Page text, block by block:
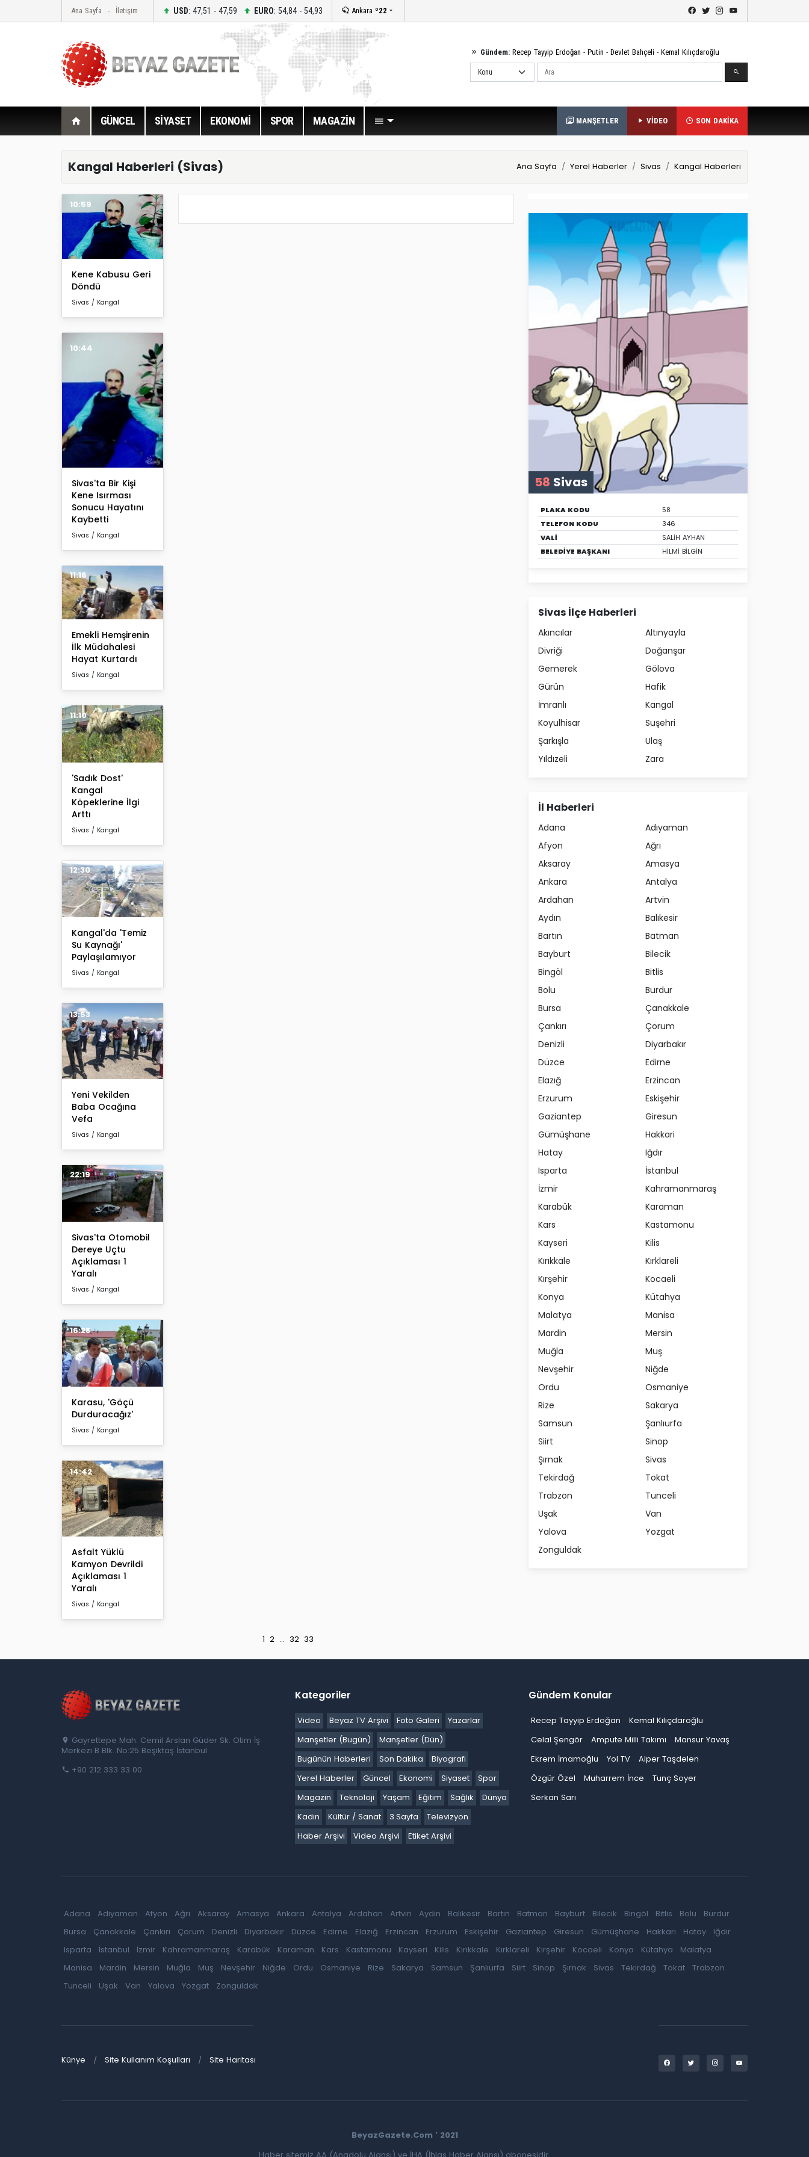
Ana Sayfa İletişim USD: 47,51 - 47,59 EURO: 54,84 - 54,93 Ankara º22
Gündem: Recep Tayyip Erdoğan - Putin - Devlet Bahçeli - Kemal Kılıçdaroğlu
Ara
GÜNCEL SİYASET EKONOMİ SPOR MAGAZİN MANŞETLER VİDEO SON DAKİKA
Kangal Haberleri (Sivas) Ana Sayfa Yerel Haberler Sivas Kangal Haberleri
10:59
Kene Kabusu Geri
Döndü
Sivas / Kangal
10:44
Sivas'ta Bir Kişi
Kene Isırması
Sonucu Hayatını
Kaybetti
Sivas / Kangal
11:16
Emekli Hemşirenin
İlk Müdahalesi
Hayat Kurtardı
Sivas / Kangal
11:10
'Sadık Dost'
Kangal
Köpeklerine İlgi
Arttı
Sivas / Kangal
12:30
Kangal'da 'Temiz
Su Kaynağı'
Paylaşılamıyor
Sivas / Kangal
13:53
Yeni Vekilden
Baba Ocağına
Vefa
Sivas / Kangal
22:19
Sivas'ta Otomobil
Dereye Uçtu
Açıklaması 1
Yaralı
Sivas / Kangal
16:28
Karasu, 'Göçü
Durduracağız'
Sivas / Kangal
14:42
Asfalt Yüklü
Kamyon Devrildi
Açıklaması 1
Yaralı
Sivas / Kangal
1 2... 32 33
58 Sivas
PLAKA KODU
58
TELEFON KODU
346
VALİ
SALİH AYHAN
BELEDİYE BAŞKANI
HİLMİ BİLGİN
Sivas İlçe Haberleri
Akıncılar
Altınyayla
Divriği
Doğanşar
Gemerek
Gölova
Gürün
Hafik
İmranlı
Kangal
Koyulhisar
Suşehri
Şarkışla
Ulaş
Yıldızeli
Zara
İl Haberleri
Adana
Adıyaman
Afyon
Ağrı
Aksaray
Amasya
Ankara
Antalya
Ardahan
Artvin
Aydın
Balıkesir
Bartın
Batman
Bayburt
Bilecik
Bingöl
Bitlis
Bolu
Burdur
Bursa
Çanakkale
Çankırı
Çorum
Denizli
Diyarbakır
Düzce
Edirne
Elazığ
Erzincan
Erzurum
Eskişehir
Gaziantep
Giresun
Gümüşhane
Hakkari
Hatay
Iğdır
Isparta
İstanbul
İzmir
Kahramanmaraş
Karabük
Karaman
Kars
Kastamonu
Kayseri
Kilis
Kırıkkale
Kırklareli
Kırşehir
Kocaeli
Konya
Kütahya
Malatya
Manisa
Mardin
Mersin
Muğla
Muş
Nevşehir
Niğde
Ordu
Osmaniye
Rize
Sakarya
Samsun
Şanlıurfa
Siirt
Sinop
Şırnak
Sivas
Tekirdağ
Tokat
Trabzon
Tunceli
Uşak
Van
Yalova
Yozgat
Zonguldak
Gayrettepe Mah. Cemil Arslan Güder Sk. Otim İş
Merkezi B Blk. No:25 Beşiktaş İstanbul
+90 212 333 33 00
Kategoriler
Video Beyaz TV Arşivi Foto Galeri
Yazarlar
Manşetler (Bugün)
Manşetler (Dün)
Bugünün Haberleri
Son Dakika
Biyografi
Yerel Haberler
Güncel Ekonomi Siyaset
Spor
Magazin
Teknoloji Yaşam Eğitim Sağlık
Dünya
Kadın
Kültür / Sanat 3.Sayfa
Televizyon
Haber Arşivi
Video Arşivi Etiket Arşivi
Gündem Konular
Recep Tayyip Erdoğan
Kemal Kılıçdaroğlu
Celal Şengör
Ampute Milli Takımı
Mansur Yavaş
Ekrem İmamoğlu
Yol TV
Alper Taşdelen
Özgür Özel
Muharrem İnce
Tunç Soyer
Serkan Sarı
Adana Adıyaman Afyon Ağrı Aksaray Amasya Ankara Antalya Ardahan Artvin Aydın Balıkesir Bartın Batman Bayburt Bilecik Bingöl Bitlis Bolu
Burdur
Bursa
Çanakkale Çankırı Çorum Denizli Diyarbakır Düzce Edirne Elazığ Erzincan Erzurum Eskişehir Gaziantep Giresun Gümüşhane Hakkari Hatay
Iğdır
Isparta
İstanbul İzmir Kahramanmaraş Karabük Karaman Kars Kastamonu Kayseri Kilis Kırıkkale Kırklareli Kırşehir Kocaeli Konya Kütahya
Malatya
Manisa
Mardin Mersin Muğla Muş Nevşehir Niğde Ordu Osmaniye Rize Sakarya Samsun Şanlıurfa Siirt Sinop Şırnak Sivas Tekirdağ Tokat
Trabzon
Tunceli
Uşak Van Yalova Yozgat Zonguldak
Künye Site Kullanım Koşulları Site Haritası
BeyazGazete.Com ' 2021